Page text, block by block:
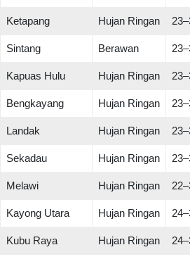
Ketapang Hujan Ringan
Sintang Berawan
Kapuas Hulu Hujan Ringan
Bengkayang Hujan Ringan
Landak Hujan Ringan
Sekadau Hujan Ringan
Melawi Hujan Ringan
Kayong Utara Hujan Ringan
Kubu Raya Hujan Ringan